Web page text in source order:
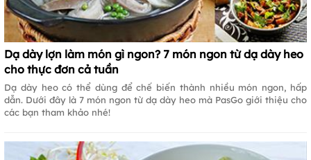
Dạ dày lợn làm món gì ngon? 7 món ngon từ dạ dày heo
cho thực đơn cả tuần
Dạ dày heo có thể dùng để chế biến thành nhiều món ngon, hấp
dẫn. Dưới đây là 7 món ngon từ dạ dày heo mà PasGo giới thiệu cho
các bạn tham khảo nhé!